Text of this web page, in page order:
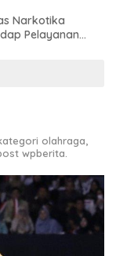
Narkotika
Pelayanan
olahraga,
wpberita.